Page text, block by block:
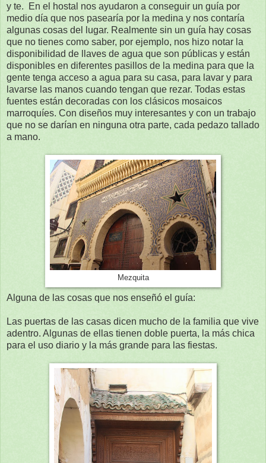
y te. En el hostal nos ayudaron a conseguir un guía por
medio día que nos pasearía por la medina y nos contaría
algunas cosas del lugar. Realmente sin un guía hay cosas
que no tienes como saber, por ejemplo, nos hizo notar la
disponibilidad de llaves de agua que son públicas y están
disponibles en diferentes pasillos de la medina para que la
gente tenga acceso a agua para su casa, para lavar y para
lavarse las manos cuando tengan que rezar. Todas estas
fuentes están decoradas con los clásicos mosaicos
marroquíes. Con diseños muy interesantes y con un trabajo
que no se darían en ninguna otra parte, cada pedazo tallado
a mano.
Mezquita
Alguna de las cosas que nos enseñó el guía:
Las puertas de las casas dicen mucho de la familia que vive
adentro. Algunas de ellas tienen doble puerta, la más chica
para el uso diario y la más grande para las fiestas.